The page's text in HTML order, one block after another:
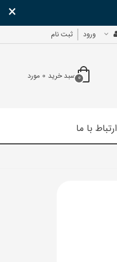
×
ورود ثبت نام
0سبد خرید 0 مورد
ارتباط با ما